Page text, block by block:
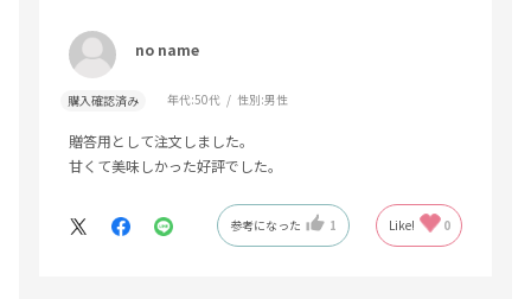
no name
購入確認済み 年代:50代 性別:男性
贈答用として注文しました。
甘くて美味しかった好評でした。
参考になった 1 Like! 0